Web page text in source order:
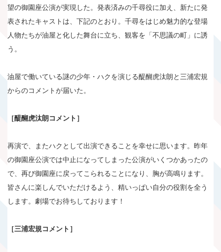
望の御園座公演が実現した。発表済みの千尋役に加え、新たに発
表されたキャストは、下記のとおり。千尋をはじめ魅力的な登場
人物たちが油屋と化した舞台に立ち、観客を「不思議の町」に誘
う。
油屋で働いている謎の少年・ハクを演じる醍醐虎汰朗と三浦宏規
からのコメントが届いた。
［醍醐虎汰朗コメント］
再演で、またハクとして出演できることを幸せに思います。昨年
の御園座公演では中止になってしまった公演がいくつかあったの
で、再び御園座に戻ってこられることになり、胸が高鳴ります。
皆さんに楽しんでいただけるよう、精いっぱい自分の役割を全う
します。劇場でお待ちしております！
［三浦宏規コメント］